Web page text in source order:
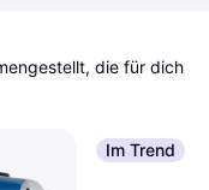
die für dich
Im Trend